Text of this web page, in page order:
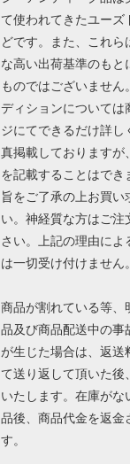
て使われてきたユーズ
どです。また、これら
な高い出荷基準のもと
ものではございません
ディションについては
ジにてできるだけ詳し
真掲載しておりますが
を記載することはでき
旨をご了承の上お買い
い。神経質な方はご注
さい。上記の理由によ
は一切受け付けません。
商品が割れている等、
品及び商品配送中の事
が生じた場合は、返送
て送り返して頂いた後
いたします。在庫がな
品後、商品代金を返金
す。